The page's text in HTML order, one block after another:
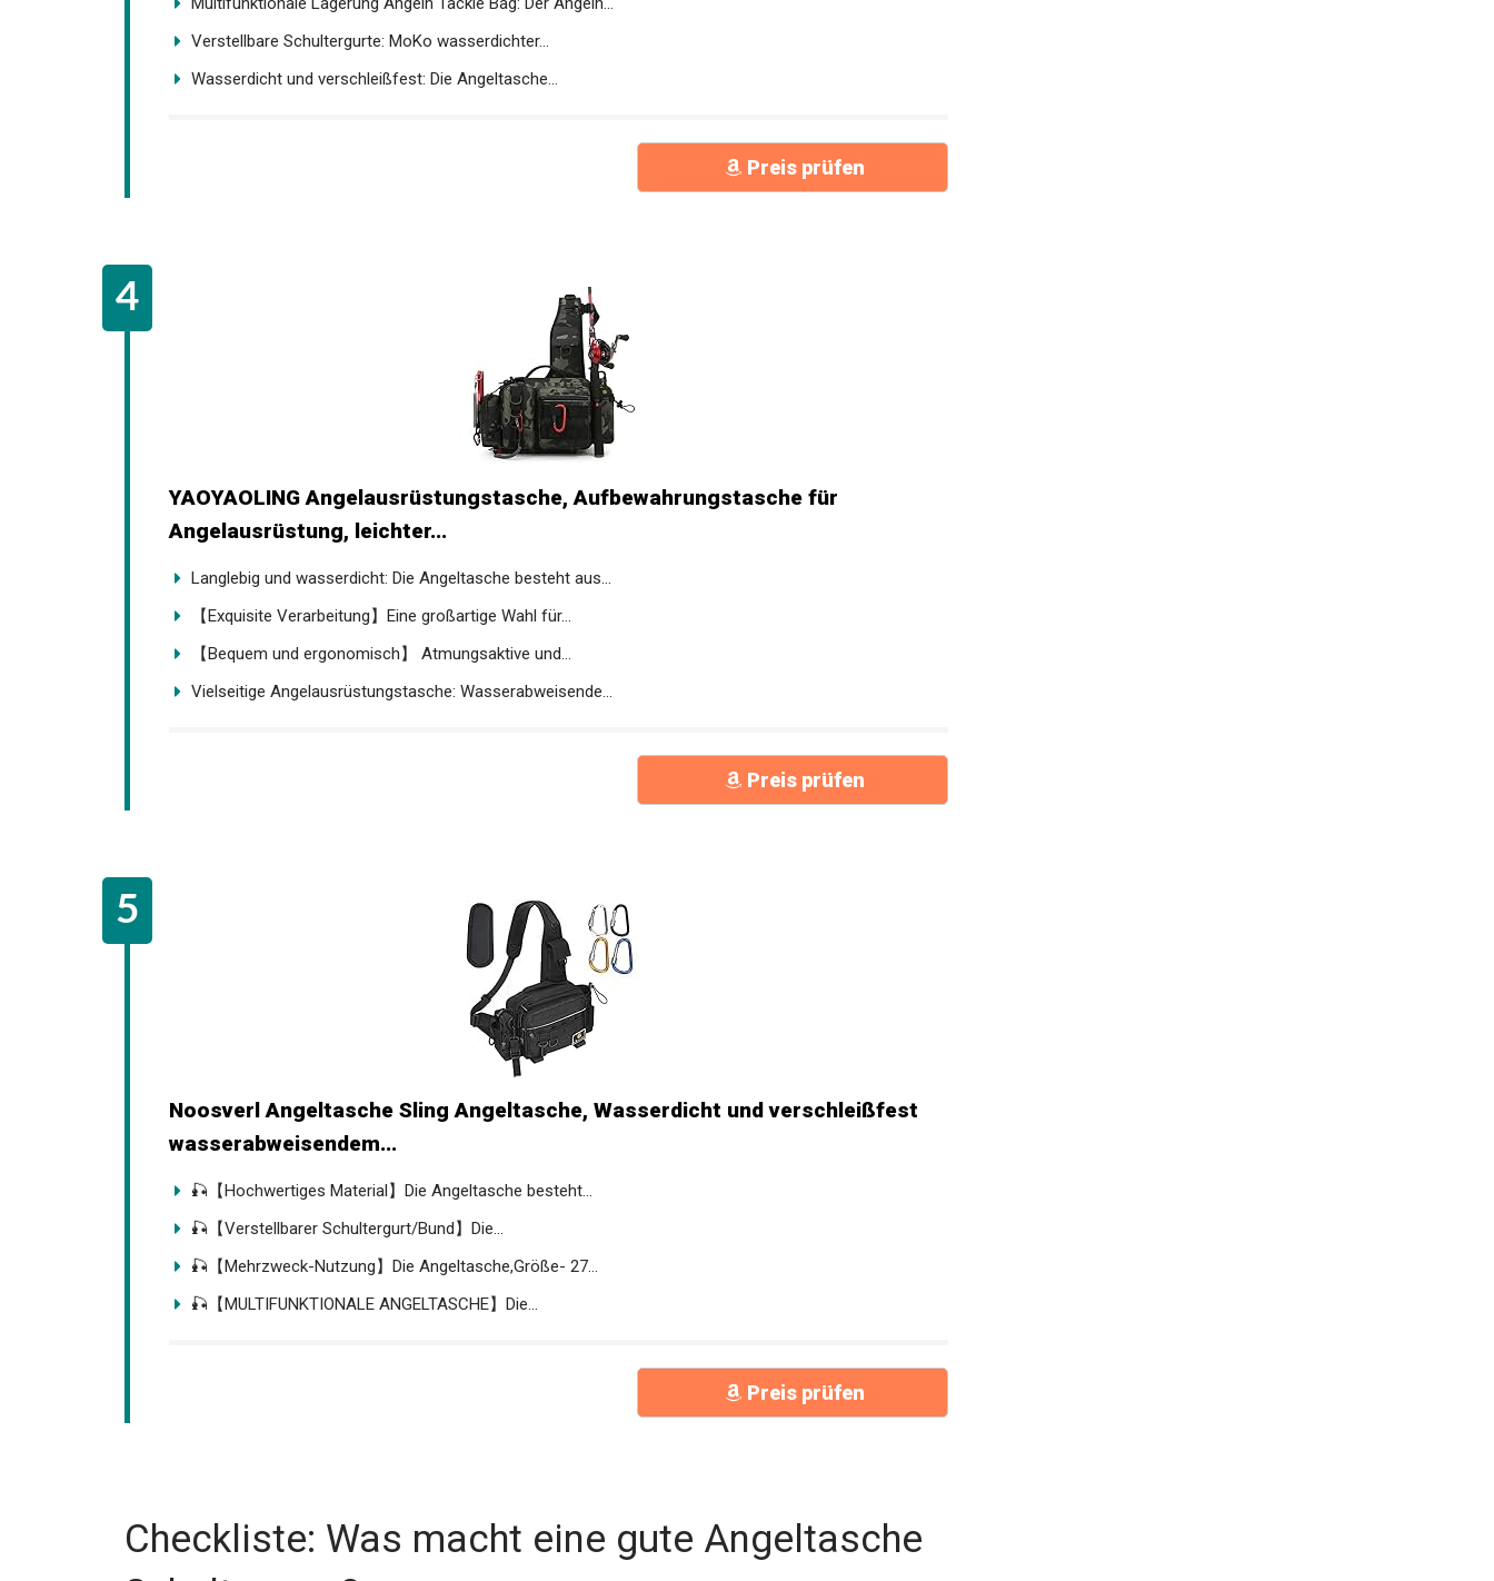
Verstellbare Schultergurte: MoKo wasserdichter...
Wasserdicht und verschleißfest: Die Angeltasche...
YAOYAOLING Angelausrüstungstasche, Aufbewahrungstasche für
Angelausrüstung, leichter...
Langlebig und wasserdicht: Die Angeltasche besteht aus...
【Exquisite Verarbeitung】Eine großartige Wahl für...
【Bequem und ergonomisch】 Atmungsaktive und...
Vielseitige Angelausrüstungstasche: Wasserabweisende...
Noosverl Angeltasche Sling Angeltasche, Wasserdicht und verschleißfest
wasserabweisendem...
🎣【Verstellbarer Schultergurt/Bund】Die...
🎣【Mehrzweck-Nutzung】Die Angeltasche,Größe- 27...
🎣【MULTIFUNKTIONALE ANGELTASCHE】Die...
Schulter aus?